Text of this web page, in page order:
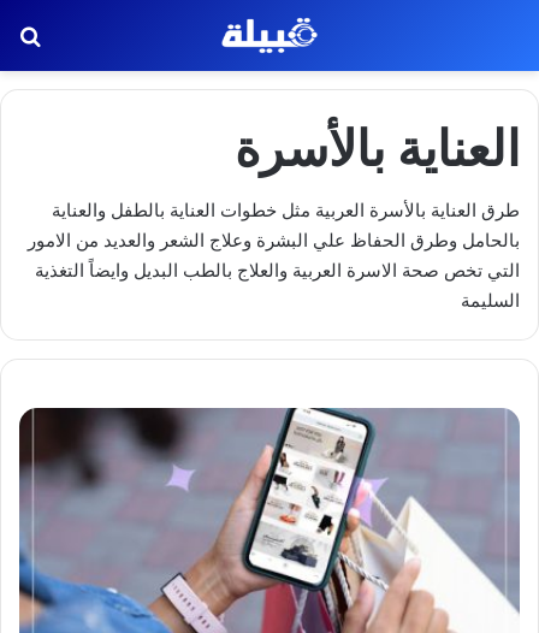
العناية بالأسرة
طرق العناية بالأسرة العربية مثل خطوات العناية بالطفل والعناية
بالحامل وطرق الحفاظ علي البشرة وعلاج الشعر والعديد من الامور
التي تخص صحة الاسرة العربية والعلاج بالطب البديل وايضاً التغذية
السليمة